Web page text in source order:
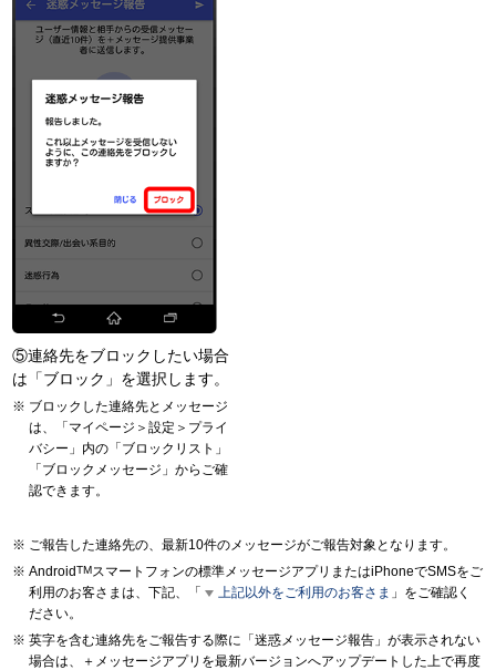
⑤連絡先をブロックしたい場合
は「ブロック」を選択します。
ブロックした連絡先とメッセージ
は、「マイページ＞設定＞プライ
バシー」内の「ブロックリスト」
「ブロックメッセージ」からご確
認できます。
ご報告した連絡先の、最新10件のメッセージがご報告対象となります。
AndroidTMスマートフォンの標準メッセージアプリまたはiPhoneでSMSをご
利用のお客さまは、下記、「
上記以外をご利用のお客さま 」をご確認く
ださい。
英字を含む連絡先をご報告する際に「迷惑メッセージ報告」が表示されない
場合は、＋メッセージアプリを最新バージョンへアップデートした上で再度